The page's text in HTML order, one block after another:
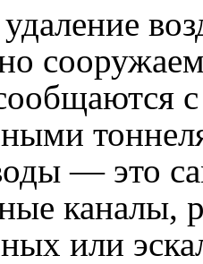
— это
каналы,
или